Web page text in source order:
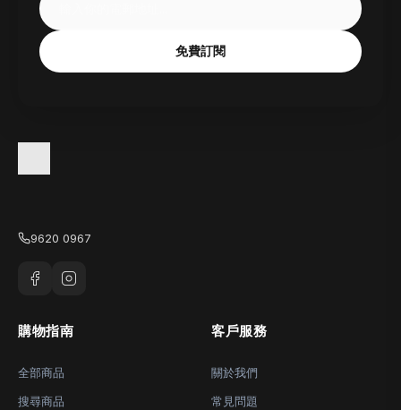
免費訂閱
9620 0967
購物指南
全部商品
搜尋商品
客戶服務
關於我們
常見問題